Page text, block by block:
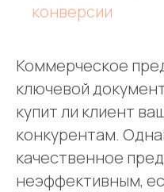
конверсии
Коммерческое
ключевой
купит ли клиент
конкурентам.
качественное
неэффективным,